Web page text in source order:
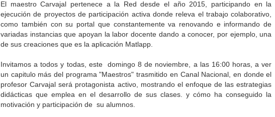
El maestro Carvajal pertenece a la Red desde el año 2015, participando en la
ejecución de proyectos de participación activa donde releva el trabajo colaborativo,
como también con su portal que constantemente va renovando e informando de
variadas instancias que apoyan la labor docente dando a conocer, por ejemplo, una
de sus creaciones que es la aplicación Matlapp.
Invitamos a todos y todas, este domingo 8 de noviembre, a las 16:00 horas, a ver
un capitulo más del programa "Maestros" trasmitido en Canal Nacional, en donde el
profesor Carvajal será protagonista activo, mostrando el enfoque de las estrategias
didácticas que emplea en el desarrollo de sus clases. y cómo ha conseguido la
motivación y participación de su alumnos.